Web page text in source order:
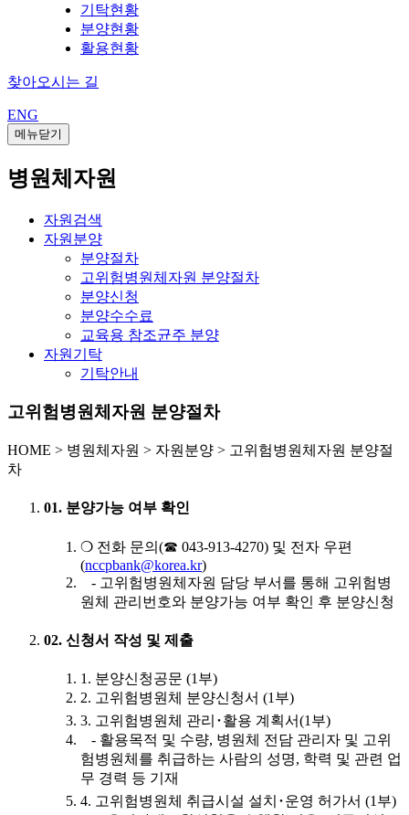
기탁현황
분양현황
활용현황
찾아오시는 길
ENG
메뉴닫기
병원체자원
자원검색
자원분양
분양절차
고위험병원체자원 분양절차
분양신청
분양수수료
교육용 참조균주 분양
자원기탁
기탁안내
고위험병원체자원 분양절차
HOME > 병원체자원 > 자원분양 > 고위험병원체자원 분양절
차
01. 분양가능 여부 확인
❍ 전화 문의(☎ 043-913-4270) 및 전자 우편
(nccpbank@korea.kr)
- 고위험병원체자원 담당 부서를 통해 고위험병
원체 관리번호와 분양가능 여부 확인 후 분양신청
02. 신청서 작성 및 제출
1. 분양신청공문 (1부)
2. 고위험병원체 분양신청서 (1부)
3. 고위험병원체 관리･활용 계획서(1부)
- 활용목적 및 수량, 병원체 전담 관리자 및 고위
험병원체를 취급하는 사람의 성명, 학력 및 관련 업
무 경력 등 기재
4. 고위험병원체 취급시설 설치･운영 허가서 (1부)